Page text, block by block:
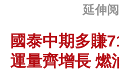
延伸
國泰中期多賺
運量齊增長 燃